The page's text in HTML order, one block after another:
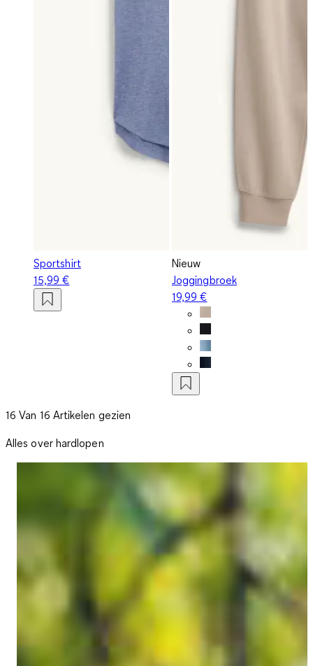
Sportshirt
15,99 €
Nieuw
Joggingbroek
19,99 €
16 Van 16 Artikelen gezien
Alles over hardlopen